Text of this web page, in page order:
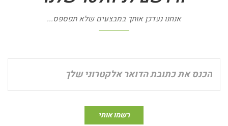
אנחנו נעדכן אותך במבצעים שלא תפספס...